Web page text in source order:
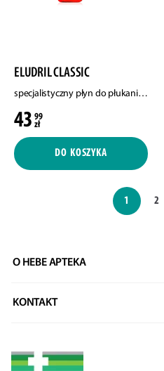
ELUDRIL CLASSIC
specjalistyczny płyn do płukania jamy ustnej, 500 ml
43 99
zł
DO KOSZYKA
1 2
O HEBE APTEKA
Polityka Prywatności
KONTAKT
Dostawa